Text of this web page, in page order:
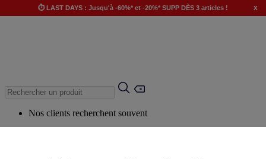
⏱️ LAST DAYS : Jusqu'à -60%* et -20%* SUPP DÈS 3 articles ! x
Nos clients recherchent souvent